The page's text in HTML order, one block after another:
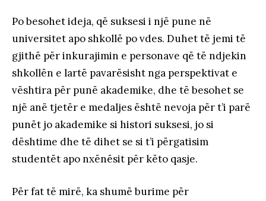
Po besohet ideja, që suksesi i një pune në
universitet apo shkollë po vdes. Duhet të jemi të
gjithë për inkurajimin e personave që të ndjekin
shkollën e lartë pavarësisht nga perspektivat e
vështira për punë akademike, dhe të besohet se
një anë tjetër e medaljes është nevoja për t’i parë
punët jo akademike si histori suksesi, jo si
dështime dhe të dihet se si t’i përgatisim
studentët apo nxënësit për këto qasje.
Për fat të mirë, ka shumë burime për